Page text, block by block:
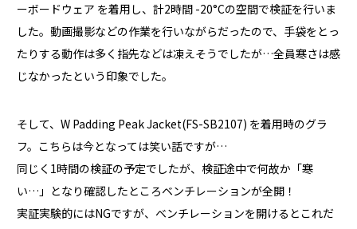
ーボードウェア を着用し、計2時間 -20°Cの空間で検証を行いま
した。動画撮影などの作業を行いながらだったので、手袋をとっ
たりする動作は多く指先などは凍えそうでしたが…全員寒さは感
じなかったという印象でした。
そして、W Padding Peak Jacket(FS-SB2107) を着用時のグラ
フ。こちらは今となっては笑い話ですが…
同じく1時間の検証の予定でしたが、検証途中で何故か「寒
い…」となり確認したところベンチレーションが全開！
実証実験的にはNGですが、ベンチレーションを開けるとこれだ